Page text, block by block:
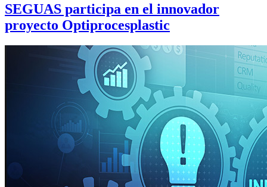
SEGUAS participa en el innovador
proyecto Optiprocesplastic